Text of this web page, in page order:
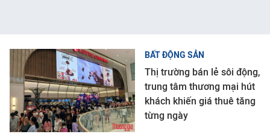
BẤT ĐỘNG SẢN
Thị trường bán lẻ sôi động,
trung tâm thương mại hút
khách khiến giá thuê tăng
từng ngày